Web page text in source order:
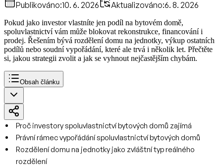
Publikováno:10. 6. 2026 Aktualizováno:6. 8. 2026
Pokud jako investor vlastníte jen podíl na bytovém domě,
spoluvlastnictví vám může blokovat rekonstrukce, financování i
prodej. Řešením bývá rozdělení domu na jednotky, výkup ostatních
podílů nebo soudní vypořádání, které ale trvá i několik let. Přečtěte
si, jakou strategii zvolit a jak se vyhnout nejčastějším chybám.
Obsah článku
Proč investory spoluvlastnictví bytových domů zajímá
Právní rámec vypořádání spoluvlastnictví bytových domů
Rozdělení domu na jednotky jako zvláštní typ reálného
rozdělení